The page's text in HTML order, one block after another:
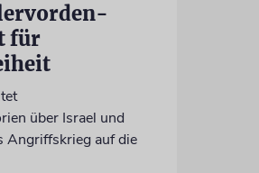
für
über Israel und
Angriffskrieg auf die